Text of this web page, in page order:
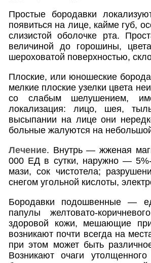
Простые бородавки
появиться на лице, кайме губ,
слизистой оболочке рта.
величиной до горошины,
шероховатой поверхностью,
Плоские, или юношеские
мелкие плоские узелки цвета
со слабым шелушением,
локализация: лицо, шея,
высыпании на лице они
больные жалуются на
Лечение. Внутрь — жженая
000 ЕД в сутки, наружно —
мази, сок чистотела;
снегом угольной кислоты,
Бородавки подошвенные —
папулы желтовато-
здоровой кожи, мешающие
возникают почти всегда на
при этом может быть
Возникают очаги